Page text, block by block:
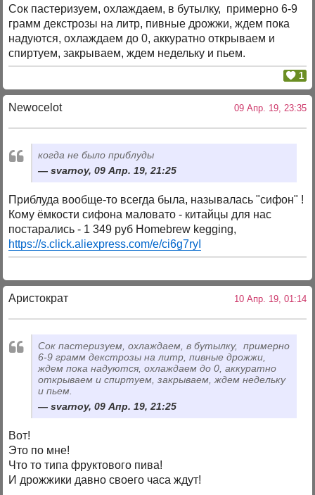
Сок пастеризуем, охлаждаем, в бутылку, примерно 6-9
грамм декстрозы на литр, пивные дрожжи, ждем пока
надуются, охлаждаем до 0, аккуратно открываем и
спиртуем, закрываем, ждем недельку и пьем.
1
Newocelot 09 Апр. 19, 23:35
когда не было приблуды
svarnoy, 09 Апр. 19, 21:25
Приблуда вообще-то всегда была, называлась "сифон" !
Кому ёмкости сифона маловато - китайцы для нас
постарались - 1 349 руб Homebrew kegging,
https://s.click.aliexpress.com/e/ci6g7ryI
Аристократ 10 Апр. 19, 01:14
Сок пастеризуем, охлаждаем, в бутылку, примерно
6-9 грамм декстрозы на литр, пивные дрожжи,
ждем пока надуются, охлаждаем до 0, аккуратно
открываем и спиртуем, закрываем, ждем недельку
и пьем.
svarnoy, 09 Апр. 19, 21:25
Вот!
Это по мне!
Что то типа фруктового пива!
И дрожжики давно своего часа ждут!